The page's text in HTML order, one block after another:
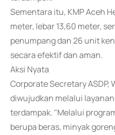
Sementara itu, KMP Aceh
meter, lebar 13,60 meter,
penumpang dan 26 unit
secara efektif dan aman.
Aksi Nyata
Corporate Secretary
diwujudkan melalui
terdampak. "Melalui
berupa beras, minyak